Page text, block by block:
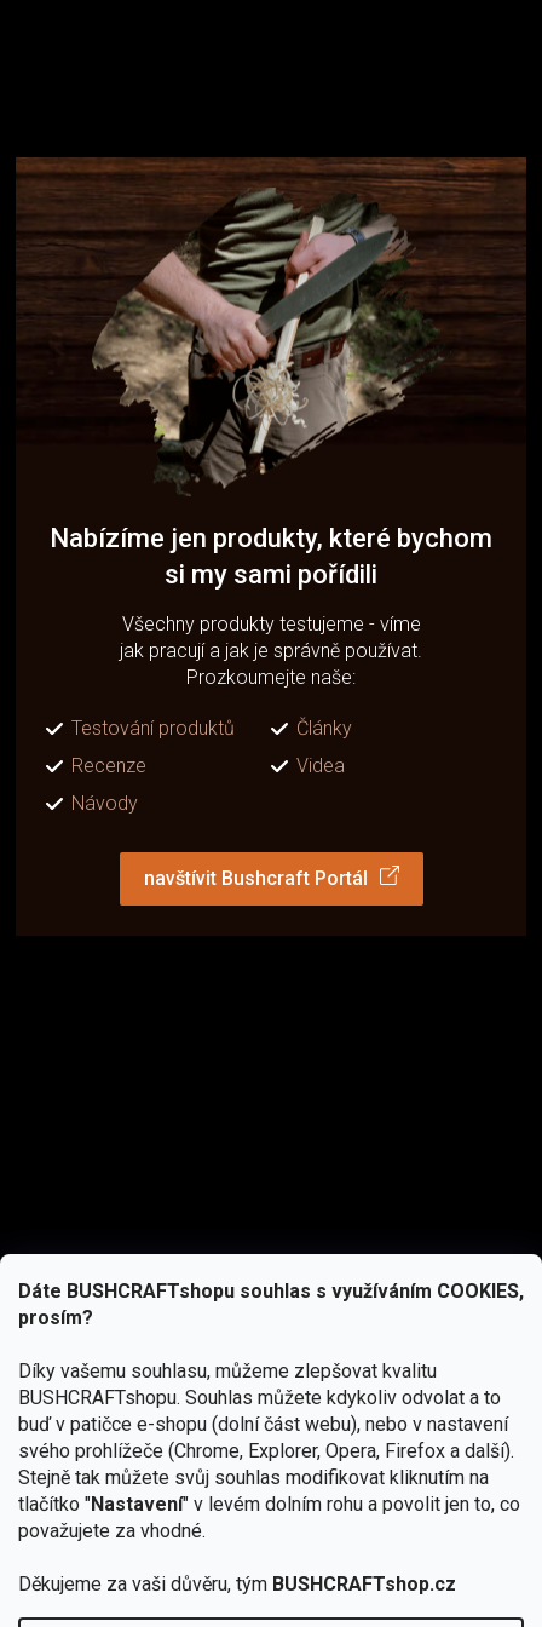
Dáte BUSHCRAFTshopu souhlas s využíváním COOKIES,
prosím?
Díky vašemu souhlasu, můžeme zlepšovat kvalitu
BUSHCRAFTshopu. Souhlas můžete kdykoliv odvolat a to
buď v patičce e-shopu (dolní část webu), nebo v nastavení
svého prohlížeče (Chrome, Explorer, Opera, Firefox a další).
Stejně tak můžete svůj souhlas modifikovat kliknutím na
tlačítko "Nastavení" v levém dolním rohu a povolit jen to, co
považujete za vhodné.
Děkujeme za vaši důvěru, tým BUSHCRAFTshop.cz
Nabízíme jen produkty, které bychom
si my sami pořídili
Všechny produkty testujeme - víme
jak pracují a jak je správně používat.
Prozkoumejte naše:
Testování produktů
Články
Recenze
Videa
Návody
navštívit Bushcraft Portál
podmínkami ochrany osobních údajů